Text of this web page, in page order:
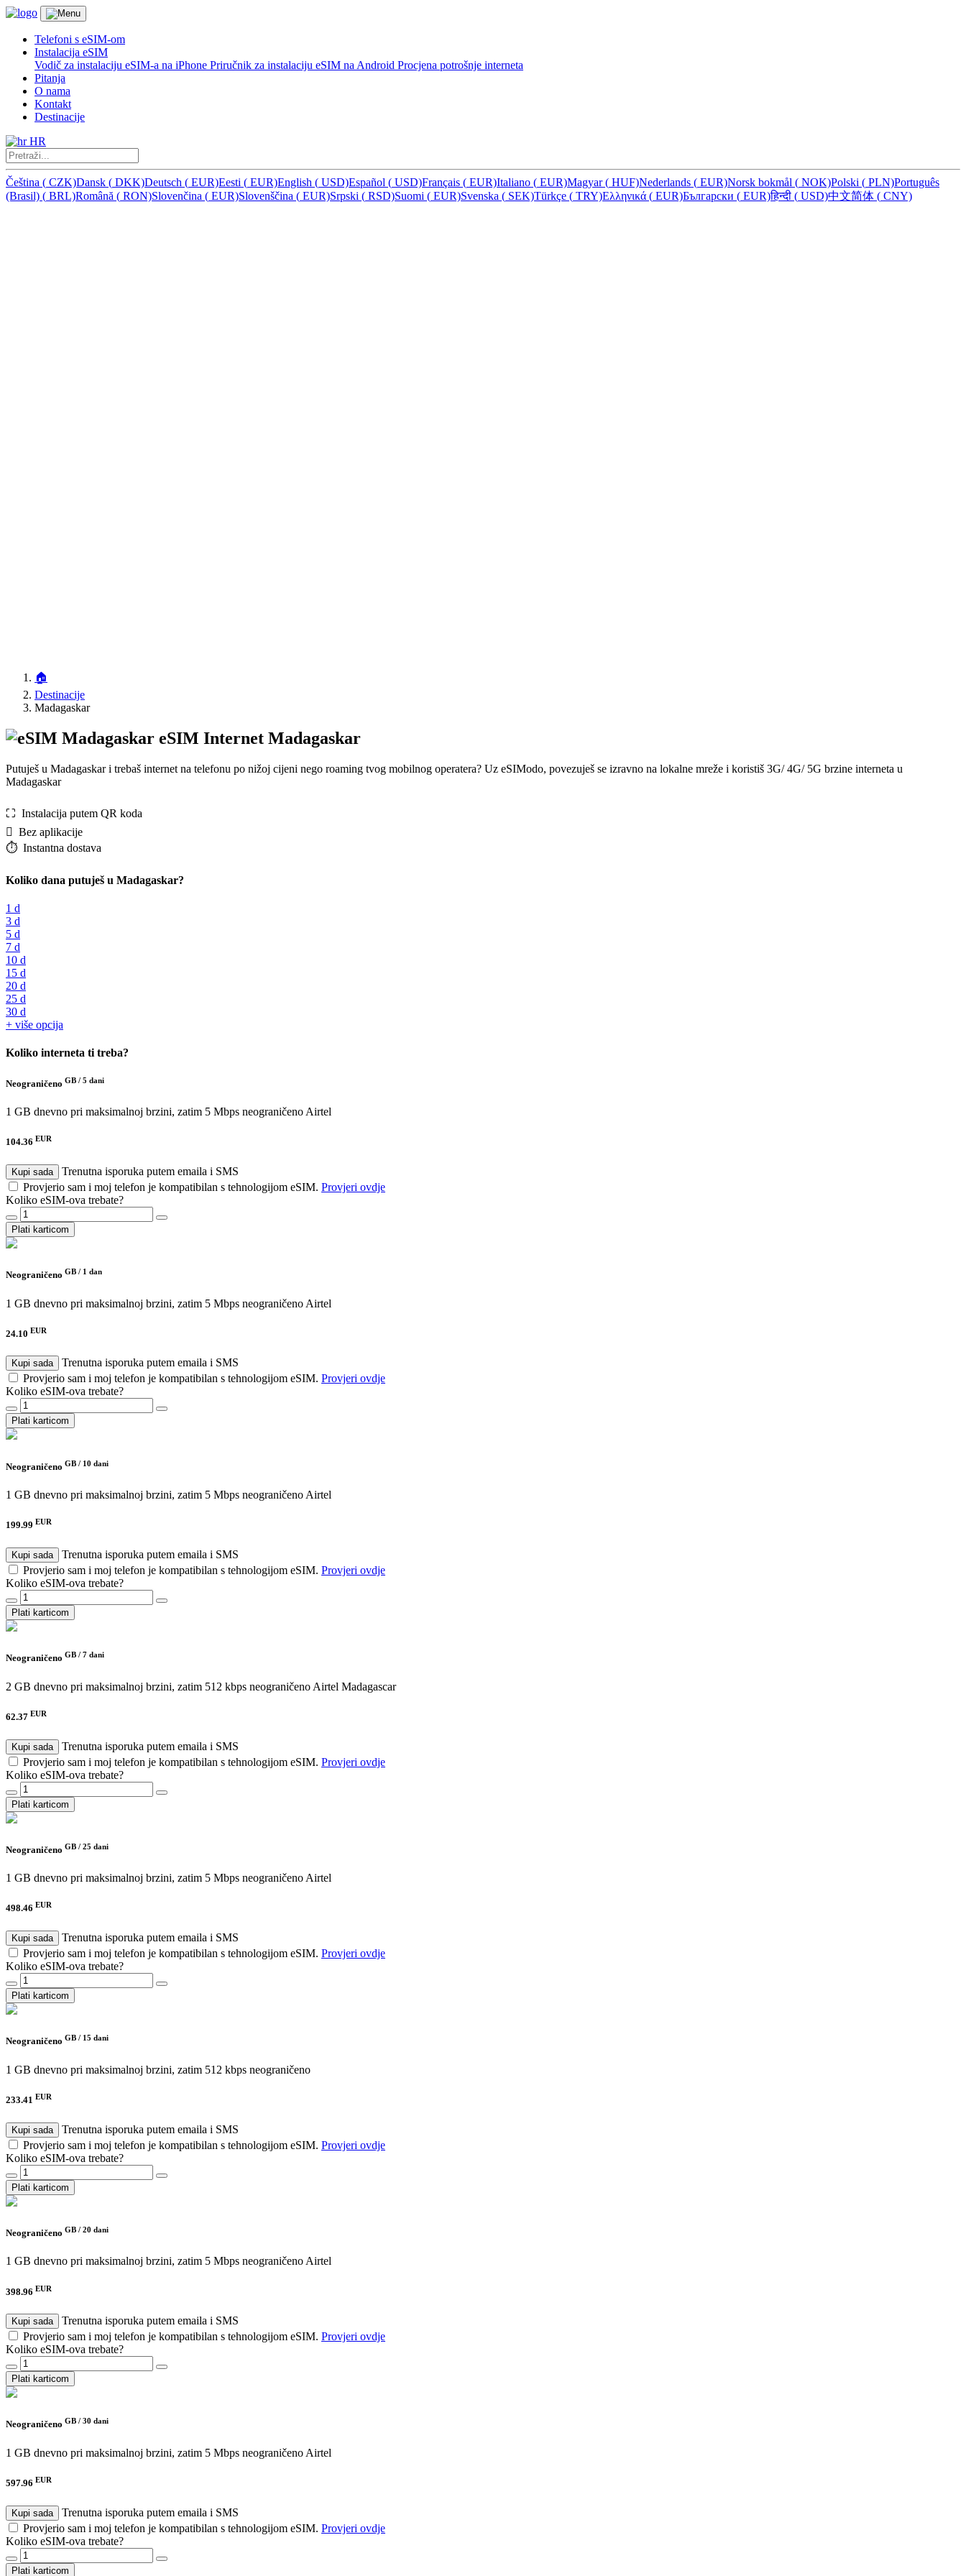
Telefoni s eSIM-om
Instalacija eSIM
Vodič za instalaciju eSIM-a na iPhone Priručnik za instalaciju eSIM na Android Procjena potrošnje interneta
Pitanja
O nama
Kontakt
Destinacije
HR
Čeština ( CZK)Dansk ( DKK)Deutsch ( EUR)Eesti ( EUR)English ( USD)Español ( USD)Français ( EUR)Italiano ( EUR)Magyar( HUF)Nederlands ( EUR)Norsk bokmål ( NOK)Polski ( PLN)Português
(Brasil) ( BRL)Română ( RON)Slovenčina ( EUR)Slovenščina ( EUR)Srpski ( RSD)Suomi ( EUR)Svenska ( SEK)Türkçe ( TRY)Ελληνικά ( EUR)Български ( EUR)हिन्दी ( USD)中文简体 ( CNY)
🏠
Destinacije
Madagaskar
eSIM Internet Madagaskar
Putuješ u Madagaskar i trebaš internet na telefonu po nižoj cijeni nego roaming tvog mobilnog operatera? Uz eSIModo, povezuješ se izravno na lokalne mreže i koristiš 3G/ 4G/ 5G brzine interneta u
Madagaskar
⛶️️ Instalacija putem QR koda
️ Bez aplikacije
⏱️️ Instantna dostava
Koliko dana putuješ u Madagaskar?
1 d
3 d
5 d
7 d
10 d
15 d
20 d
25 d
30 d
+ više opcija
Koliko interneta ti treba?
Neograničeno GB / 5 dani
1 GB dnevno pri maksimalnoj brzini, zatim 5 Mbps neograničeno Airtel
104.36 EUR
Kupi sada
Trenutna isporuka putem emaila i SMS
Provjerio sam i moj telefon je kompatibilan s tehnologijom eSIM. Provjeri ovdje
Koliko eSIM-ova trebate?
Plati karticom
Neograničeno GB / 1 dan
1 GB dnevno pri maksimalnoj brzini, zatim 5 Mbps neograničeno Airtel
24.10 EUR
Kupi sada
Trenutna isporuka putem emaila i SMS
Provjerio sam i moj telefon je kompatibilan s tehnologijom eSIM. Provjeri ovdje
Koliko eSIM-ova trebate?
Plati karticom
Neograničeno GB / 10 dani
1 GB dnevno pri maksimalnoj brzini, zatim 5 Mbps neograničeno Airtel
199.99 EUR
Kupi sada
Trenutna isporuka putem emaila i SMS
Provjerio sam i moj telefon je kompatibilan s tehnologijom eSIM. Provjeri ovdje
Koliko eSIM-ova trebate?
Plati karticom
Neograničeno GB / 7 dani
2 GB dnevno pri maksimalnoj brzini, zatim 512 kbps neograničeno Airtel Madagascar
62.37 EUR
Kupi sada
Trenutna isporuka putem emaila i SMS
Provjerio sam i moj telefon je kompatibilan s tehnologijom eSIM. Provjeri ovdje
Koliko eSIM-ova trebate?
Plati karticom
Neograničeno GB / 25 dani
1 GB dnevno pri maksimalnoj brzini, zatim 5 Mbps neograničeno Airtel
498.46 EUR
Kupi sada
Trenutna isporuka putem emaila i SMS
Provjerio sam i moj telefon je kompatibilan s tehnologijom eSIM. Provjeri ovdje
Koliko eSIM-ova trebate?
Plati karticom
Neograničeno GB / 15 dani
1 GB dnevno pri maksimalnoj brzini, zatim 512 kbps neograničeno
233.41 EUR
Kupi sada
Trenutna isporuka putem emaila i SMS
Provjerio sam i moj telefon je kompatibilan s tehnologijom eSIM. Provjeri ovdje
Koliko eSIM-ova trebate?
Plati karticom
Neograničeno GB / 20 dani
1 GB dnevno pri maksimalnoj brzini, zatim 5 Mbps neograničeno Airtel
398.96 EUR
Kupi sada
Trenutna isporuka putem emaila i SMS
Provjerio sam i moj telefon je kompatibilan s tehnologijom eSIM. Provjeri ovdje
Koliko eSIM-ova trebate?
Plati karticom
Neograničeno GB / 30 dani
1 GB dnevno pri maksimalnoj brzini, zatim 5 Mbps neograničeno Airtel
597.96 EUR
Kupi sada
Trenutna isporuka putem emaila i SMS
Provjerio sam i moj telefon je kompatibilan s tehnologijom eSIM. Provjeri ovdje
Koliko eSIM-ova trebate?
Plati karticom